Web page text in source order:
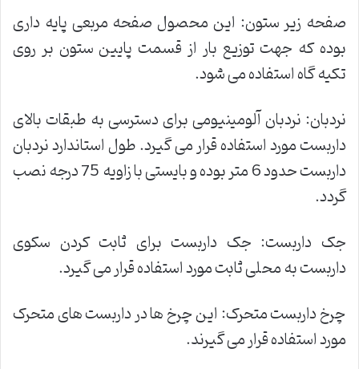
صفحه زیر ستون: این محصول صفحه مربعی پایه داری
بوده که جهت توزیع بار از قسمت پایین ستون بر روی
تکیه گاه استفاده می شود.
نردبان: نردبان آلومینیومی برای دسترسی به طبقات بالای
داربست مورد استفاده قرار می گیرد. طول استاندارد نردبان
داربست حدود 6 متر بوده و بایستی با زاویه 75 درجه نصب
گردد.
جک داربست: جک داربست برای ثابت کردن سکوی
داربست به محلی ثابت مورد استفاده قرار می گیرد.
چرخ داربست متحرک: این چرخ ها در داربست های متحرک
مورد استفاده قرار می گیرند.